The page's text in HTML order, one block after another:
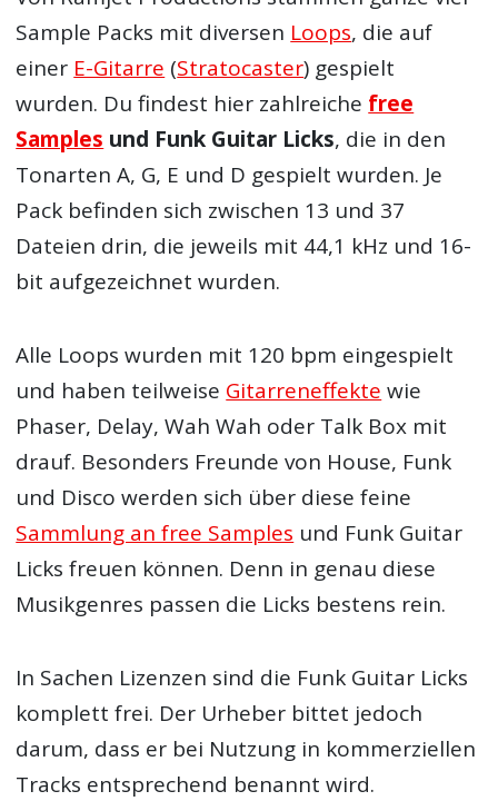
Sample Packs mit diversen Loops, die auf
einer E-Gitarre (Stratocaster) gespielt
wurden. Du findest hier zahlreiche free
Samples und Funk Guitar Licks, die in den
Tonarten A, G, E und D gespielt wurden. Je
Pack befinden sich zwischen 13 und 37
Dateien drin, die jeweils mit 44,1 kHz und 16-
bit aufgezeichnet wurden.
Alle Loops wurden mit 120 bpm eingespielt
und haben teilweise Gitarreneffekte wie
Phaser, Delay, Wah Wah oder Talk Box mit
drauf. Besonders Freunde von House, Funk
und Disco werden sich über diese feine
Sammlung an free Samples und Funk Guitar
Licks freuen können. Denn in genau diese
Musikgenres passen die Licks bestens rein.
In Sachen Lizenzen sind die Funk Guitar Licks
komplett frei. Der Urheber bittet jedoch
darum, dass er bei Nutzung in kommerziellen
Tracks entsprechend benannt wird.